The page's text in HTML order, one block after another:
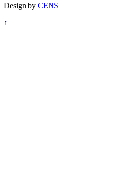
Design by CENS
↑